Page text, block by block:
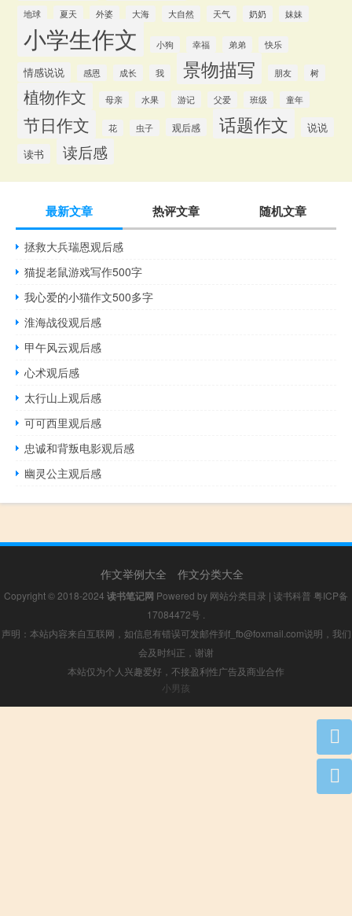
地球
夏天 外婆 大海 大自然 天气 奶奶 妹妹
小学生作文 小狗 幸福 弟弟 快乐
情感说说 感恩 成长 我 景物描写 朋友 树
植物作文 母亲 水果 游记 父爱 班级 童年
节日作文 花 虫子 观后感 话题作文
说说
读书
读后感
最新文章 热评文章 随机文章
拯救大兵瑞恩观后感
猫捉老鼠游戏写作500字
我心爱的小猫作文500多字
淮海战役观后感
甲午风云观后感
心术观后感
太行山上观后感
可可西里观后感
忠诚和背叛电影观后感
幽灵公主观后感
作文举例大全 作文分类大全
Copyright © 2018-2024 读书笔记网 Powered by 网站分类目录 | 读书科普 粤ICP备
17084472号
声明：本站内容来自互联网，如信息有错误可发邮件到f_fb@foxmail.com说明，我们
会及时纠正，谢谢
本站仅为个人兴趣爱好，不接盈利性广告及商业合作
小男孩